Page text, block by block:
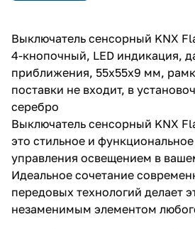
Выключатель сенсорный KNX
4-кнопочный, LED индикация,
приближения, 55х55х9 мм,
поставки не входит, в
серебро
Выключатель сенсорный KNX
это стильное и
управления освещением в
Идеальное сочетание
передовых технологий делает
незаменимым элементом